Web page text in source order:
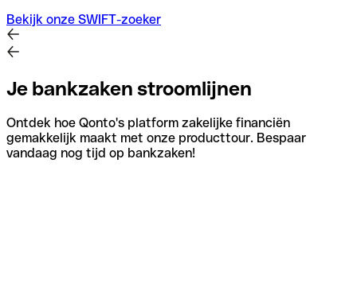
Bekijk onze SWIFT-zoeker
Je bankzaken stroomlijnen
Ontdek hoe Qonto's platform zakelijke financiën
gemakkelijk maakt met onze producttour. Bespaar
vandaag nog tijd op bankzaken!